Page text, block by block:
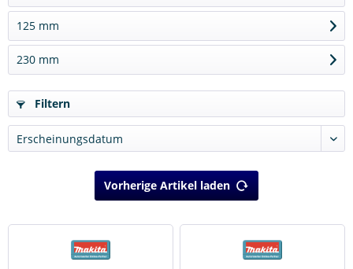
125 mm
230 mm
Filtern
Vorherige Artikel laden